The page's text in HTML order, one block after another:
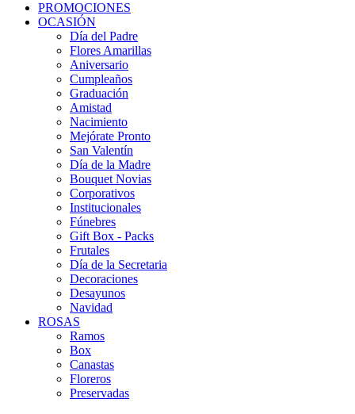
PROMOCIONES
OCASIÓN
Día del Padre
Flores Amarillas
Aniversario
Cumpleaños
Graduación
Amistad
Nacimiento
Mejórate Pronto
San Valentín
Día de la Madre
Bouquet Novias
Corporativos
Institucionales
Fúnebres
Gift Box - Packs
Frutales
Día de la Secretaria
Decoraciones
Desayunos
Navidad
ROSAS
Ramos
Box
Canastas
Floreros
Preservadas